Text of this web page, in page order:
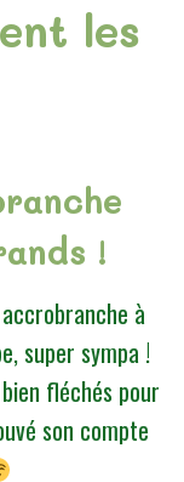
les
!
à
super sympa !
fléchés pour
son compte